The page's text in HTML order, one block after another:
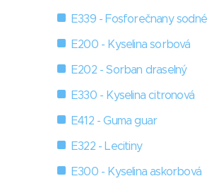
E339 - Fosforečnany sodné
E200 - Kyselina sorbová
E202 - Sorban draselný
E330 - Kyselina citronová
E412 - Guma guar
E322 - Lecitiny
E300 - Kyselina askorbová